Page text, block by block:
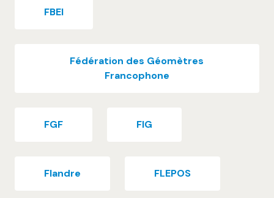
FBEI
Fédération des Géomètres
Francophone
FGF FIG
Flandre FLEPOS